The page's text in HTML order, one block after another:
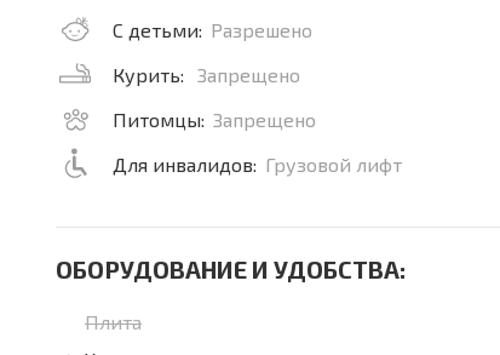
С детьми: Разрешено
Курить:
Запрещено
Питомцы: Запрещено
Для инвалидов: Грузовой лифт
ОБОРУДОВАНИЕ И УДОБСТВА:
Плита